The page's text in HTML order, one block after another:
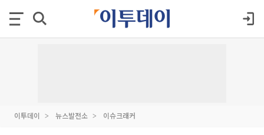
이투데이 뉴스발전소 이슈크래커